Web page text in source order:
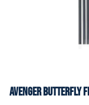
Avenger Butterfly